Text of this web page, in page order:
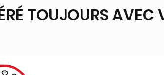
TOUJOURS AVEC